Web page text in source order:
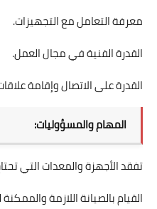
معرفة التعامل مع التجهيزات.
القدرة الفنية في مجال العمل.
القدرة على الاتصال وإقامة
المهام والمسؤوليات:
تفقد الأجهزة والمعدات التي
القيام بالصيانة اللازمة